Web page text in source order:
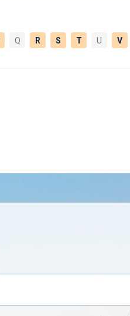
Q R S T U V